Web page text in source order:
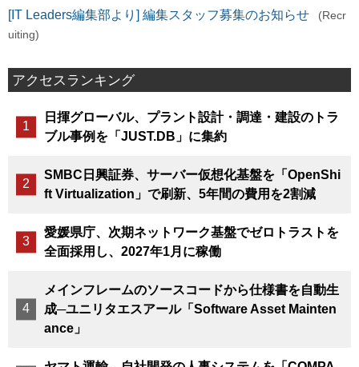
[IT Leaders編集部より] 編集スタッフ募集のお知らせ
(Recr
uiting)
アクセスランキング
日揮グローバル、プラント設計・調達・建設のトラ
ブル事例を「JUST.DB」に集約
SMBC日興証券、サーバー仮想化基盤を「OpenShi
ft Virtualization」で刷新、5年間の費用を2割減
愛媛県庁、次期ネットワーク基盤でゼロトラストを
全面採用し、2027年1月に稼働
メインフレームのソースコードから仕様書を自動生
成─ユニリタエスアール「Software Asset Mainten
ance」